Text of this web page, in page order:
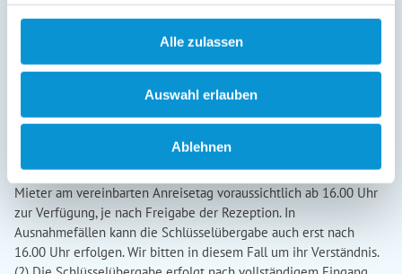
Alle zulassen
Auswahl erlauben
Ablehnen